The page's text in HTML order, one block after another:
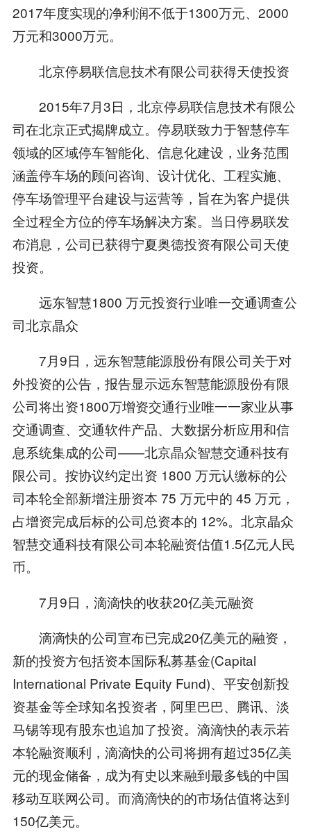
2017年度实现的净利润不低于1300万元、2000
万元和3000万元。
北京停易联信息技术有限公司获得天使投资
2015年7月3日，北京停易联信息技术有限公
司在北京正式揭牌成立。停易联致力于智慧停车
领域的区域停车智能化、信息化建设，业务范围
涵盖停车场的顾问咨询、设计优化、工程实施、
停车场管理平台建设与运营等，旨在为客户提供
全过程全方位的停车场解决方案。当日停易联发
布消息，公司已获得宁夏奥德投资有限公司天使
投资。
远东智慧1800 万元投资行业唯一交通调查公
司北京晶众
7月9日，远东智慧能源股份有限公司关于对
外投资的公告，报告显示远东智慧能源股份有限
公司将出资1800万增资交通行业唯一一家业从事
交通调查、交通软件产品、大数据分析应用和信
息系统集成的公司——北京晶众智慧交通科技有
限公司。按协议约定出资 1800 万元认缴标的公
司本轮全部新增注册资本 75 万元中的 45 万元，
占增资完成后标的公司总资本的 12%。北京晶众
智慧交通科技有限公司本轮融资估值1.5亿元人民
币。
7月9日，滴滴快的收获20亿美元融资
滴滴快的公司宣布已完成20亿美元的融资，
新的投资方包括资本国际私募基金(Capital
International Private Equity Fund)、平安创新投
资基金等全球知名投资者，阿里巴巴、腾讯、淡
马锡等现有股东也追加了投资。滴滴快的表示若
本轮融资顺利，滴滴快的公司将拥有超过35亿美
元的现金储备，成为有史以来融到最多钱的中国
移动互联网公司。而滴滴快的的市场估值将达到
150亿美元。